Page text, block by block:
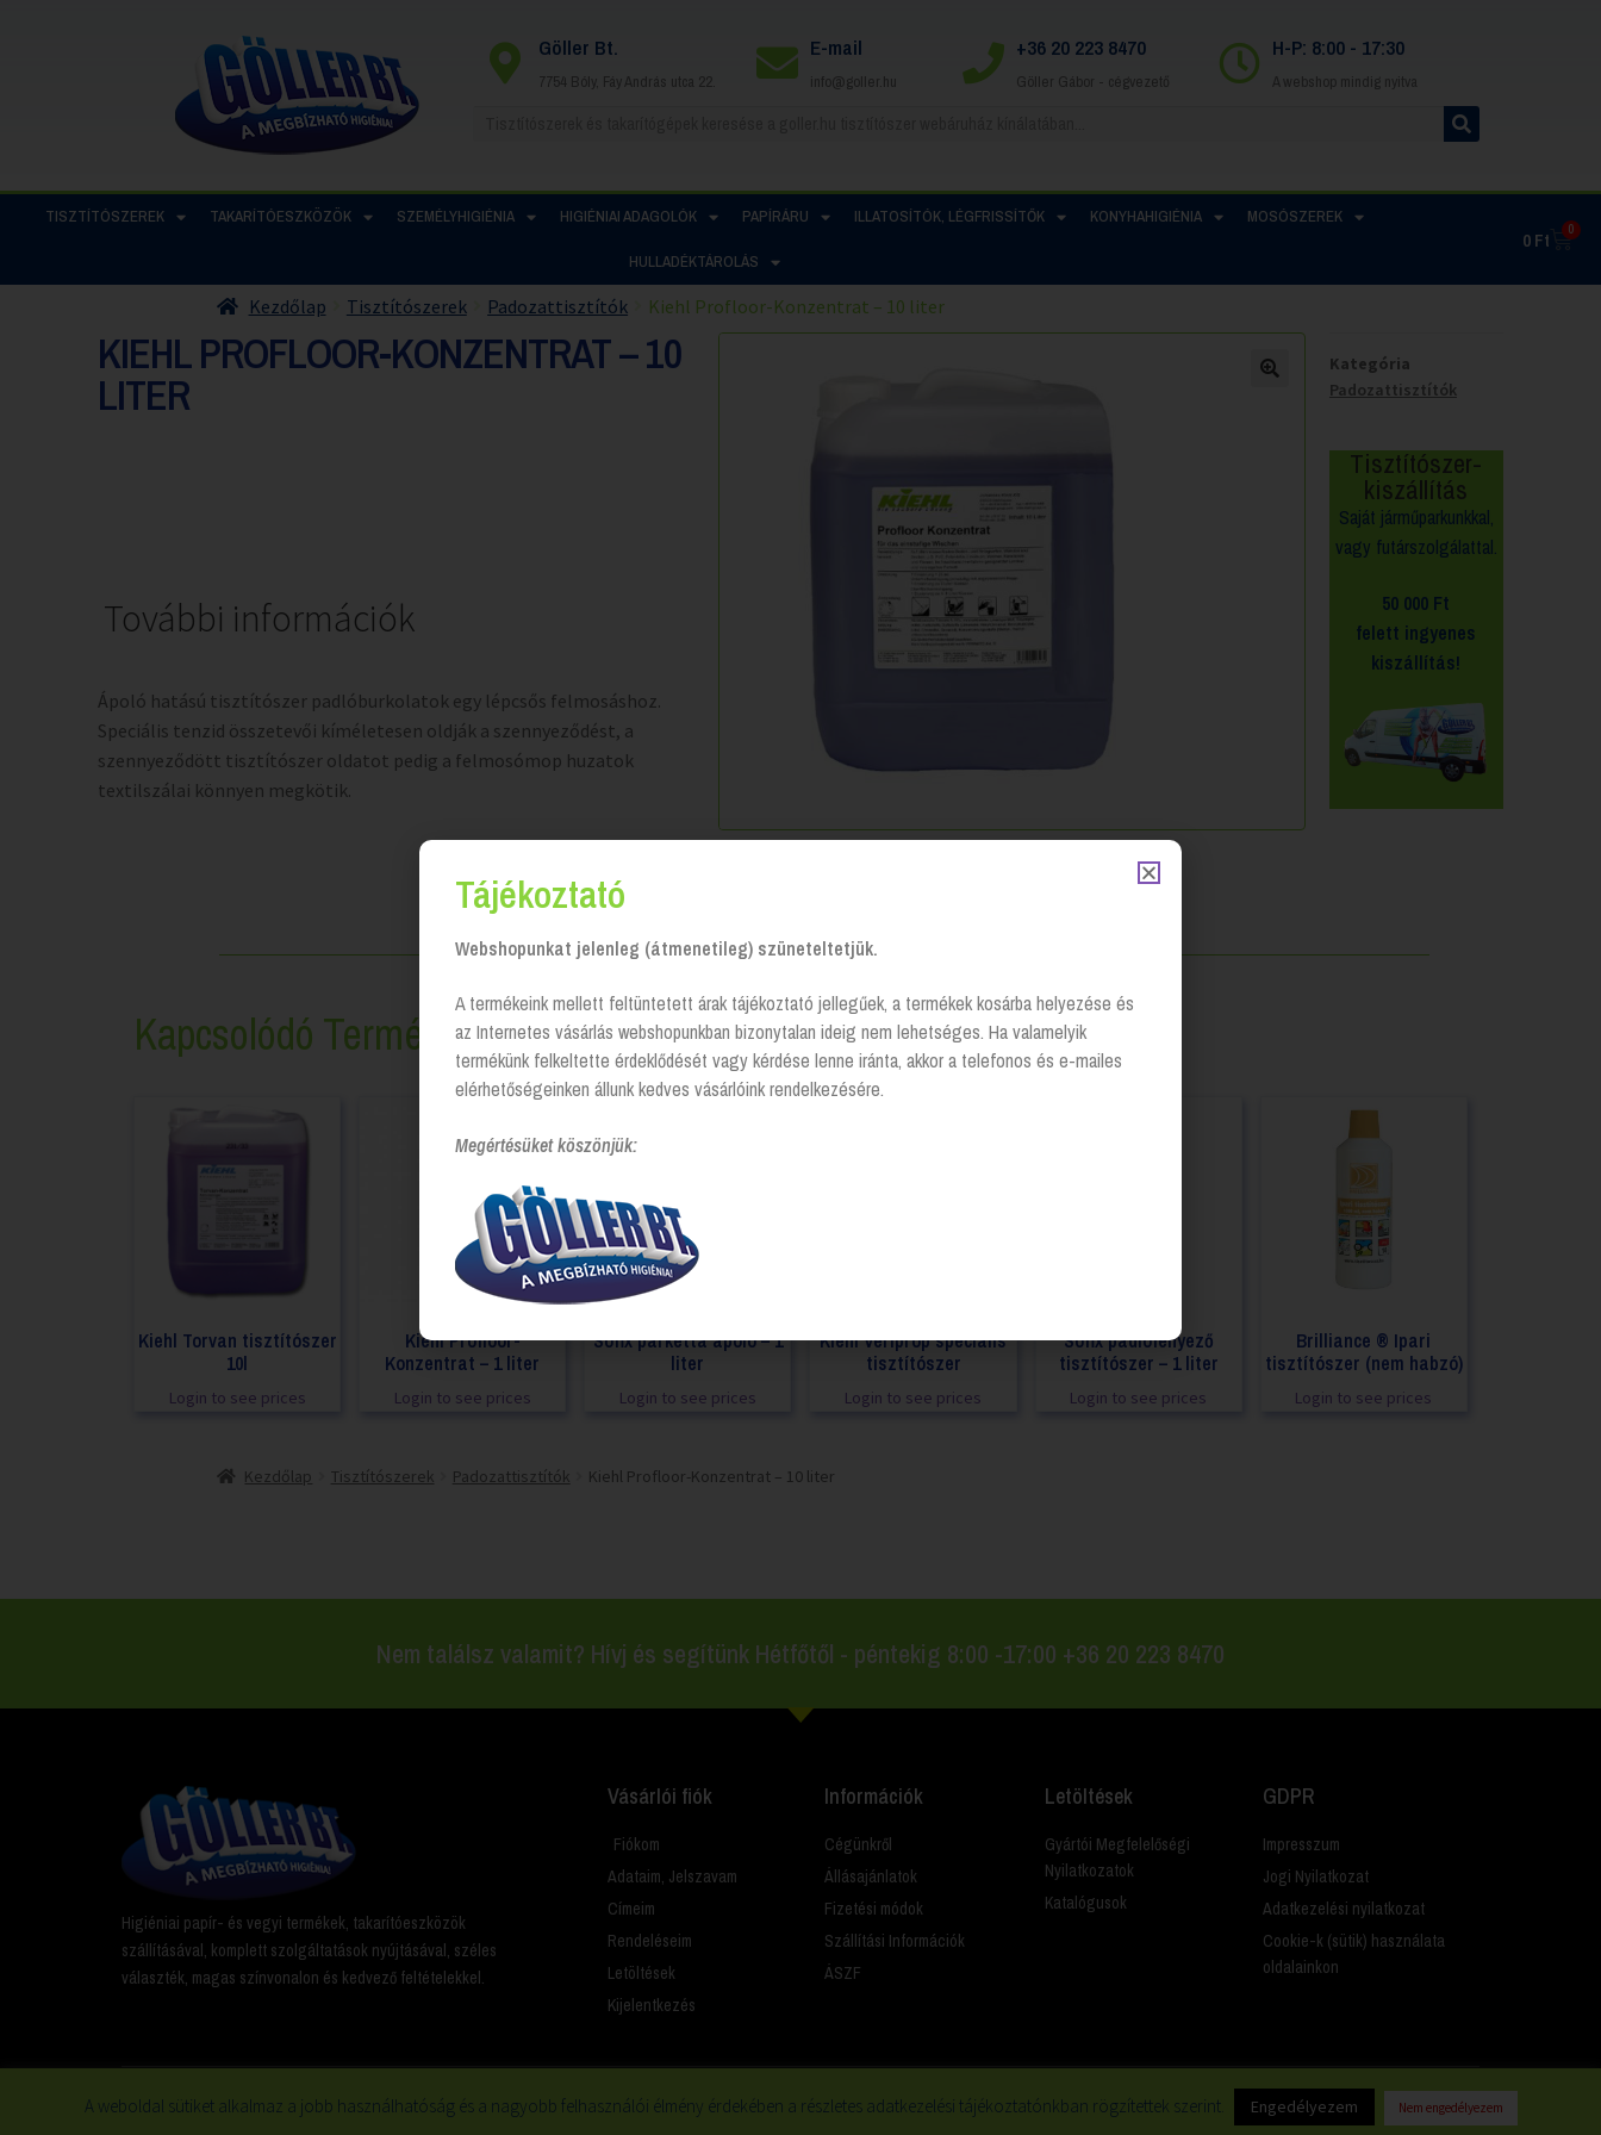
Göller Bt.
7754 Bóly, Fáy András utca 22.
E-mail
info@goller.hu
+36 20 223 8470
Göller Gábor - cégvezető
H-P: 8:00 - 17:30
A webshop mindig nyitva
TISZTÍTÓSZEREK TAKARÍTÓESZKÖZÖK SZEMÉLYHIGIÉNIA HIGIÉNIAI ADAGOLÓK PAPÍRÁRU ILLATOSÍTÓK, LÉGFRISSÍTŐK KONYHAHIGIÉNIA MOSÓSZEREK
HULLADÉKTÁROLÁS
0Ft 0
Kezdőlap Tisztítószerek Padozattisztítók Kiehl Profloor-Konzentrat – 10 liter
KIEHL PROFLOOR-KONZENTRAT – 10
LITER
További információk
Ápoló hatású tisztítószer padlóburkolatok egy lépcsős felmosáshoz.
Speciális tenzid összetevői kíméletesen oldják a szennyeződést, a
szennyeződött tisztítószer oldatot pedig a felmosómop huzatok
textilszálai könnyen megkötik.
Kategória
Padozattisztítók
Tisztítószer-
kiszállítás
Saját járműparkunkkal,
vagy futárszolgálattal.
50 000 Ft
felett ingyenes
kiszállítás!
Kapcsolódó Termékek
Kiehl Torvan tisztítószer
10l
Login to see prices
Kiehl Profloor-
Konzentrat – 1 liter
Login to see prices
Sofix parketta ápoló – 1
liter
Login to see prices
Kiehl Veriprop speciális
tisztítószer
Login to see prices
Sofix padlófényező
tisztítószer – 1 liter
Login to see prices
Brilliance ® Ipari
tisztítószer (nem habzó)
Login to see prices
Kezdőlap Tisztítószerek Padozattisztítók Kiehl Profloor-Konzentrat – 10 liter
Nem találsz valamit? Hívj és segítünk Hétfőtől - péntekig 8:00 -17:00 +36 20 223 8470
Higiéniai papír- és vegyi termékek, takarítóeszközök
szállításával, komplett szolgáltatások nyújtásával, széles
választék, magas színvonalon és kedvező feltételekkel.
Vásárlói fiók
Fiókom
Adataim, Jelszavam
Címeim
Rendeléseim
Letöltések
Kijelentkezés
Információk
Cégünkről
Állásajánlatok
Fizetési módok
Szállítási Információk
ÁSZF
Letöltések
Gyártói Megfelelőségi
Nyilatkozatok
Katalógusok
GDPR
Impresszum
Jogi Nyilatkozat
Adatkezelési nyilatkozat
Cookie-k (sütik) használata
oldalainkon
A weboldal sütiket alkalmaz a jobb használhatóság és a nagyobb felhasználói élmény érdekében a részletes adatkezelési tájékoztatónkban rögzítettek szerint. Engedélyezem Nem engedélyezem
Tájékoztató
Webshopunkat jelenleg (átmenetileg) szüneteltetjük.
A termékeink mellett feltüntetett árak tájékoztató jellegűek, a termékek kosárba helyezése és
az Internetes vásárlás webshopunkban bizonytalan ideig nem lehetséges. Ha valamelyik
termékünk felkeltette érdeklődését vagy kérdése lenne iránta, akkor a telefonos és e-mailes
elérhetőségeinken állunk kedves vásárlóink rendelkezésére.
Megértésüket köszönjük: